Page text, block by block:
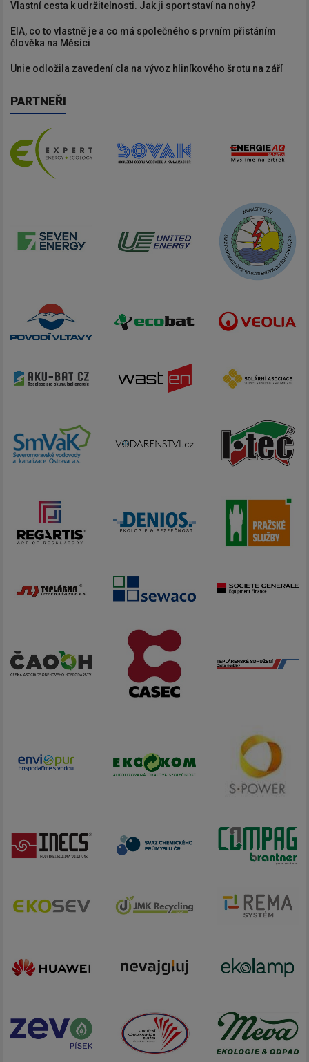
Vlastní cesta k udržitelnosti. Jak ji sport staví na nohy?
EIA, co to vlastně je a co má společného s prvním přistáním
člověka na Měsíci
Unie odložila zavedení cla na vývoz hliníkového šrotu na září
PARTNEŘI